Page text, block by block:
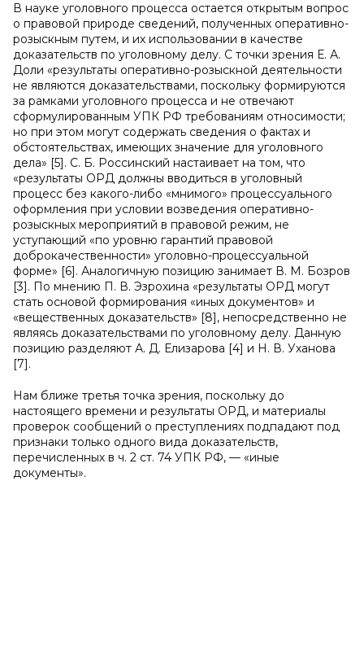
В науке уголовного процесса остается открытым вопрос
о правовой природе сведений, полученных оперативно-
розыскным путем, и их использовании в качестве
доказательств по уголовному делу. С точки зрения Е. А.
Доли «результаты оперативно-розыскной деятельности
не являются доказательствами, поскольку формируются
за рамками уголовного процесса и не отвечают
сформулированным УПК РФ требованиям относимости;
но при этом могут содержать сведения о фактах и
обстоятельствах, имеющих значение для уголовного
дела» [5]. С. Б. Россинский настаивает на том, что
«результаты ОРД должны вводиться в уголовный
процесс без какого-либо «мнимого» процессуального
оформления при условии возведения оперативно-
розыскных мероприятий в правовой режим, не
уступающий «по уровню гарантий правовой
доброкачественности» уголовно-процессуальной
форме» [6]. Аналогичную позицию занимает В. М. Бозров
[3]. По мнению П. В. Эзрохина «результаты ОРД могут
стать основой формирования «иных документов» и
«вещественных доказательств» [8], непосредственно не
являясь доказательствами по уголовному делу. Данную
позицию разделяют А. Д. Елизарова [4] и Н. В. Уханова
[7].
Нам ближе третья точка зрения, поскольку до
настоящего времени и результаты ОРД, и материалы
проверок сообщений о преступлениях подпадают под
признаки только одного вида доказательств,
перечисленных в ч. 2 ст. 74 УПК РФ, — «иные
документы».